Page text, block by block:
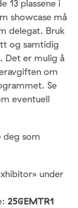
13 plassene i
showcase må
delegat. Bruk
og samtidig
Det er mulig å
om
Se
eventuell
deg som
under
25GEMTR1